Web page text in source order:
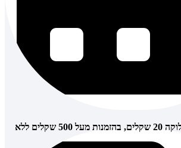
עלות משלוח לנקודת חלוקה 20 שקלים, בהזמנות מעל 500 שקלים ללא